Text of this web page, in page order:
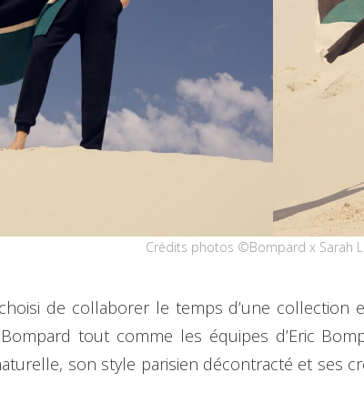
Crédits photos ©Bompard x Sarah
de collaborer le temps d’une collection
tout comme les équipes d’Eric
son style parisien décontracté et ses